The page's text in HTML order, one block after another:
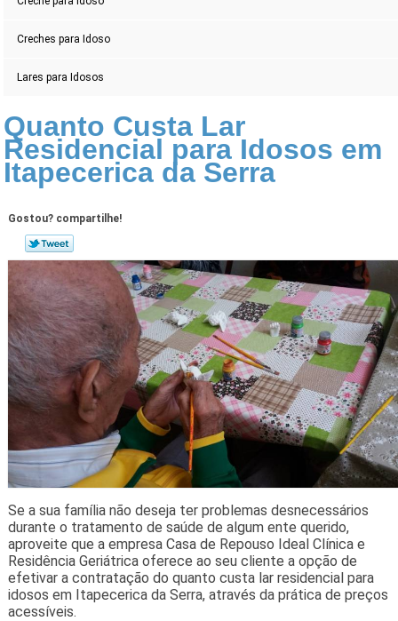
Creches para Idoso
Lares para Idosos
Quanto Custa Lar
Residencial para Idosos em
Itapecerica da Serra
Gostou? compartilhe!
Se a sua família não deseja ter problemas desnecessários
durante o tratamento de saúde de algum ente querido,
aproveite que a empresa Casa de Repouso Ideal Clínica e
Residência Geriátrica oferece ao seu cliente a opção de
efetivar a contratação do quanto custa lar residencial para
idosos em Itapecerica da Serra, através da prática de preços
acessíveis.